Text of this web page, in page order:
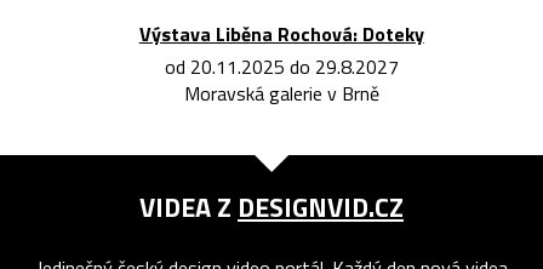
Výstava Liběna Rochová: Doteky
od 20.11.2025 do 29.8.2027
Moravská galerie v Brně
VIDEA Z DESIGNVID.CZ